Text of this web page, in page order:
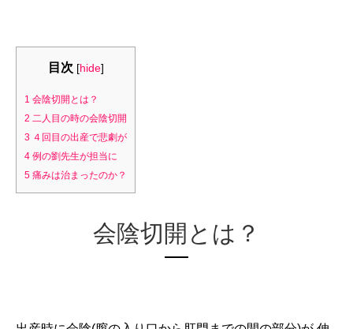
目次 [hide]
1 会陰切開とは？
2 二人目の時の会陰切開
3 ４回目の出産で悲劇が
4 例の劉先生が担当に
5 痛みは治まったのか？
会陰切開とは？